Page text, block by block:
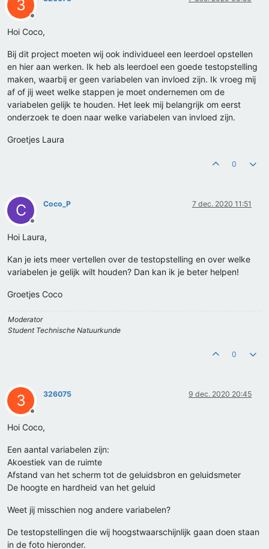
3
Offline
Hoi Coco,
Bij dit project moeten wij ook individueel een leerdoel opstellen
en hier aan werken. Ik heb als leerdoel een goede testopstelling
maken, waarbij er geen variabelen van invloed zijn. Ik vroeg mij
af of jij weet welke stappen je moet ondernemen om de
variabelen gelijk te houden. Het leek mij belangrijk om eerst
onderzoek te doen naar welke variabelen van invloed zijn.
Groetjes Laura
0
C
Offline
Coco_P 7 dec. 2020 11:51
Hoi Laura,
Kan je iets meer vertellen over de testopstelling en over welke
variabelen je gelijk wilt houden? Dan kan ik je beter helpen!
Groetjes Coco
Moderator
Student Technische Natuurkunde
0
3
Offline
326075 9 dec. 2020 20:45
Hoi Coco,
Een aantal variabelen zijn:
Akoestiek van de ruimte
Afstand van het scherm tot de geluidsbron en geluidsmeter
De hoogte en hardheid van het geluid
Weet jij misschien nog andere variabelen?
De testopstellingen die wij hoogstwaarschijnlijk gaan doen staan
in de foto hieronder.